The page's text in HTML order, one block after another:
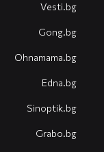
Vesti.bg
Gong.bg
Оhnamama.bg
Edna.bg
Sinoptik.bg
Grabo.bg